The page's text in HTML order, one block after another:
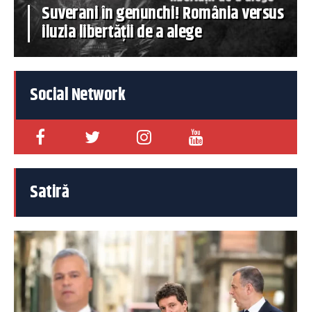
Suverani în genunchi! România versus
iluzia libertății de a alege
Social Network
Satiră